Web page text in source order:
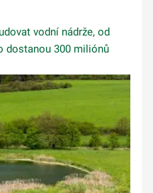
vodní nádrže, od
dostanou 300 miliónů